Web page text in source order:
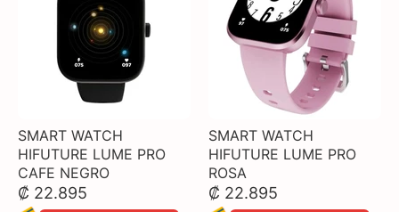
SMART WATCH
HIFUTURE LUME PRO
CAFE NEGRO
₡ 22.895
SMART WATCH
HIFUTURE LUME PRO
ROSA
₡ 22.895